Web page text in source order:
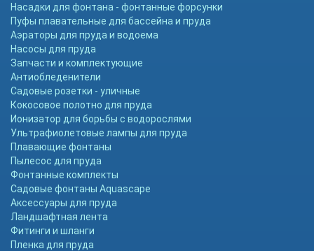
Насадки для фонтана - фонтанные форсунки
Пуфы плавательные для бассейна и пруда
Аэраторы для пруда и водоема
Насосы для пруда
Запчасти и комплектующие
Антиобледенители
Садовые розетки - уличные
Кокосовое полотно для пруда
Ионизатор для борьбы с водорослями
Ультрафиолетовые лампы для пруда
Плавающие фонтаны
Пылесос для пруда
Фонтанные комплекты
Садовые фонтаны Aquascape
Аксессуары для пруда
Ландшафтная лента
Фитинги и шланги
Пленка для пруда